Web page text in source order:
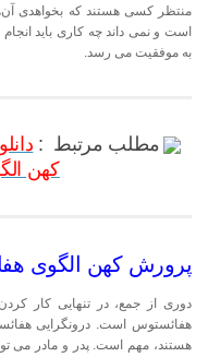
منتظر کسی هستند که بخواهدی
است و نمی داند چه کاری باید
به موفقیت می رسد.
مطلب مرتبط :
کهن
پرورش کهن الگوی
دوری از جمع، در تنهایی کار
هفائستوس است. درونگرایی
هستند، مهم است. پدر و مادر می